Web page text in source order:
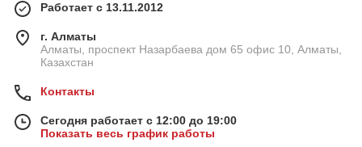
Работает с 13.11.2012
г. Алматы
Алматы, проспект Назарбаева дом 65 офис 10, Алматы,
Казахстан
Контакты
Сегодня работает с 12:00 до 19:00
Показать весь график работы